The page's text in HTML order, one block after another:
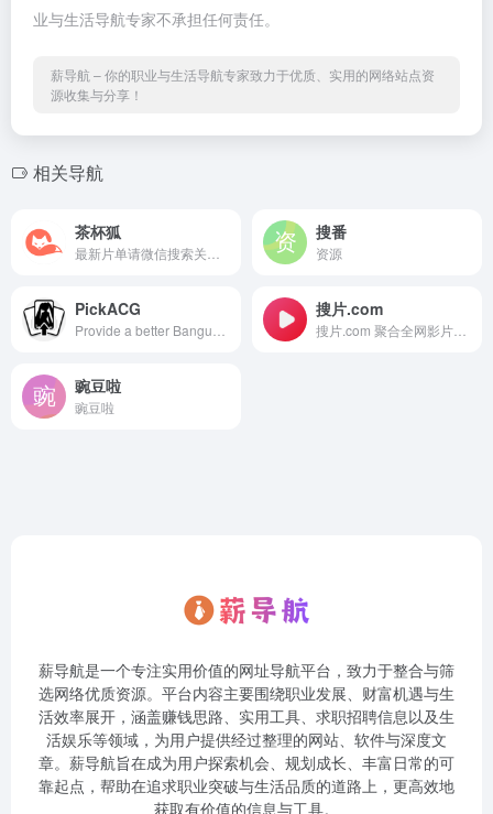
业与生活导航专家不承担任何责任。
薪导航 – 你的职业与生活导航专家致力于优质、实用的网络站点资
源收集与分享！
相关导航
茶杯狐 搜番
资源
PickACG 搜片.com
豌豆啦
豌豆啦
薪导航是一个专注实用价值的网址导航平台，致力于整合与筛
选网络优质资源。平台内容主要围绕职业发展、财富机遇与生
活效率展开，涵盖赚钱思路、实用工具、求职招聘信息以及生
活娱乐等领域，为用户提供经过整理的网站、软件与深度文
章。薪导航旨在成为用户探索机会、规划成长、丰富日常的可
靠起点，帮助在追求职业突破与生活品质的道路上，更高效地
获取有价值的信息与工具。